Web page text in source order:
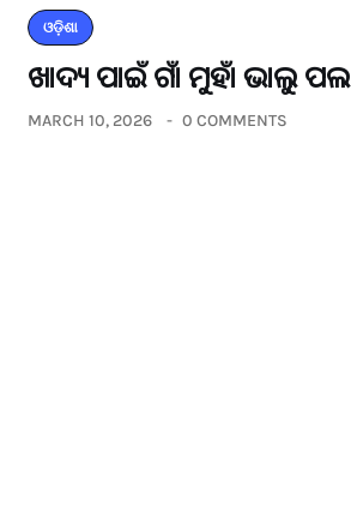
ଓଡ଼ିଶା
ଖାଦ୍ୟ ପାଇଁ ଗାଁ ମୁହାଁ ଭାଲୁ ପଲ
MARCH 10, 2026 0 COMMENTS